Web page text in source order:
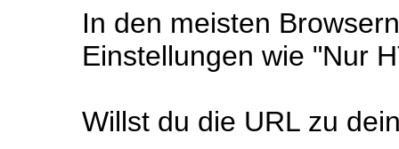
In den meisten
Einstellungen wie "Nur
Willst du die URL zu